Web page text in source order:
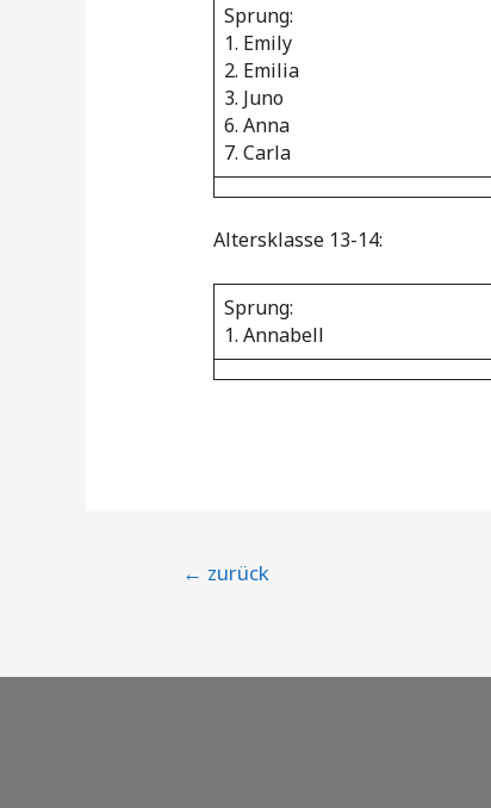
Sprung:
1. Emily
2. Emilia
3. Juno
6. Anna
7. Carla
Altersklasse 13-14:
Sprung:
1. Annabell
Beitragsnavigation
← zurück